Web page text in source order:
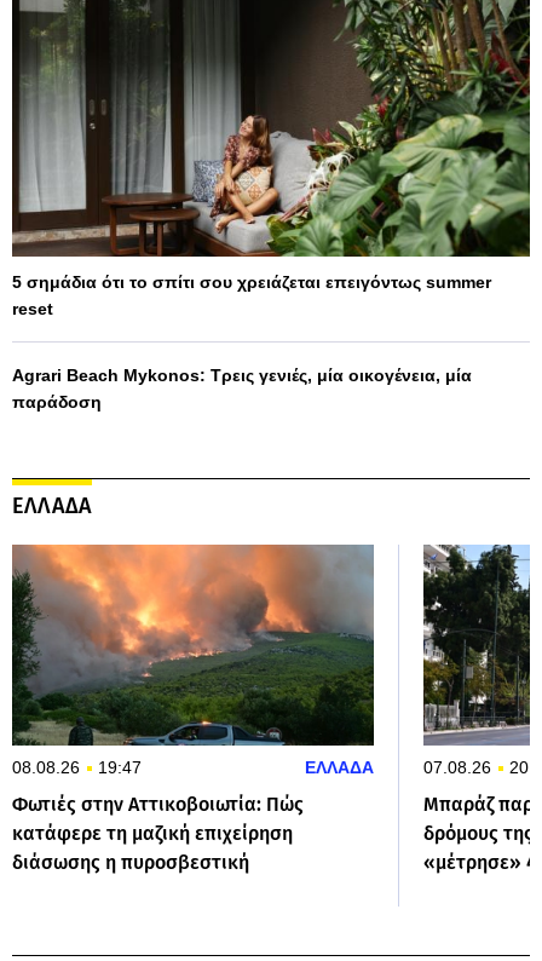
5 σημάδια ότι το σπίτι σου χρειάζεται επειγόντως summer
reset
Agrari Beach Mykonos: Τρεις γενιές, μία οικογένεια, μία
παράδοση
ΕΛΛΑΔΑ
08.08.26 19:47 ΕΛΛΑΔΑ
Φωτιές στην Αττικοβοιωτία: Πώς
κατάφερε τη μαζική επιχείρηση
διάσωσης η πυροσβεστική
07.08.26
Μπαράζ
δρόμους της
«μέτρησε»